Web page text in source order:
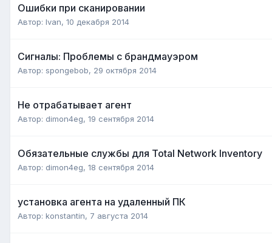
Ошибки при сканировании
Автор: Ivan, 10 декабря 2014
Сигналы: Проблемы с брандмауэром
Автор: spongebob, 29 октября 2014
Не отрабатывает агент
Автор: dimon4eg, 19 сентября 2014
Обязательные службы для Total Network Inventory
Автор: dimon4eg, 18 сентября 2014
установка агента на удаленный ПК
Автор: konstantin, 7 августа 2014